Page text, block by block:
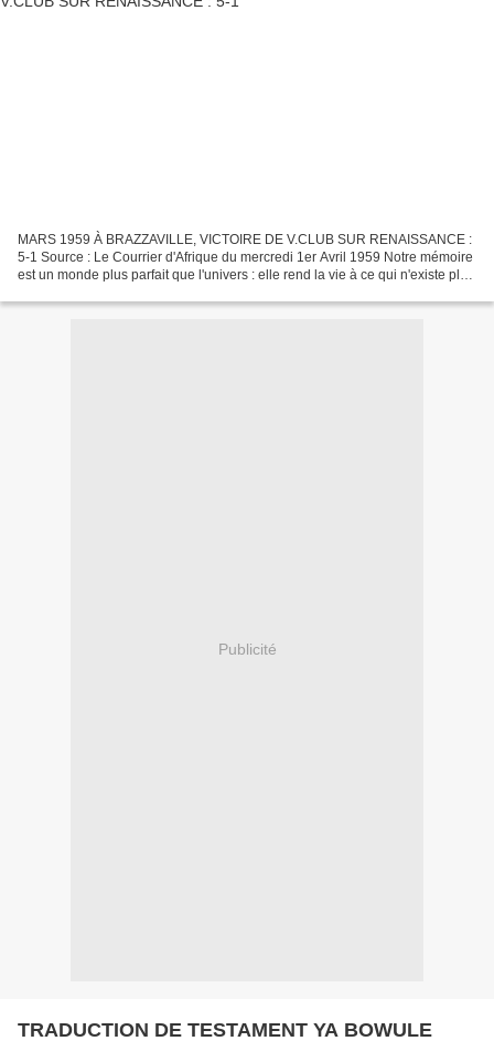
MARS 1959 À BRAZZAVILLE, VICTOIRE DE V.CLUB SUR RENAISSANCE :
5-1 Source : Le Courrier d'Afrique du mercredi 1er Avril 1959 Notre mémoire
est un monde plus parfait que l'univers : elle rend la vie à ce qui n'existe plus
Publicité
TRADUCTION DE TESTAMENT YA BOWULE